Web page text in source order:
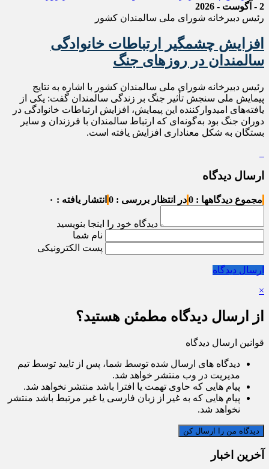
2 - آگوست - 2026
رئیس دبیرخانه شورای ملی سالمندان کشور
افزایش چشمگیر ارتباطات خانوادگی
سالمندان در روزهای جنگ
رئیس دبیرخانه شورای ملی سالمندان کشور با اشاره به نتایج
پیمایش ملی سنجش تأثیر جنگ بر زندگی سالمندان گفت: یکی از
یافته‌های امیدوارکننده این پیمایش، افزایش ارتباطات خانوادگی در
دوران جنگ بود به‌گونه‌ای که ارتباط سالمندان با فرزندان و سایر
بستگان به شکل معناداری افزایش یافته است.
ارسال دیدگاه
مجموع دیدگاهها : 0 در انتظار بررسی : 0 انتشار یافته : ۰
دیدگاه خود را اینجا بنویسید
نام شما
پست الکترونیکی
ارسال دیدگاه
×
از ارسال دیدگاه مطمئن هستید؟
قوانین ارسال دیدگاه
دیدگاه های ارسال شده توسط شما، پس از تایید توسط تیم
مدیریت در وب منتشر خواهد شد.
پیام هایی که حاوی تهمت یا افترا باشد منتشر نخواهد شد.
پیام هایی که به غیر از زبان فارسی یا غیر مرتبط باشد منتشر
نخواهد شد.
آخرین اخبار